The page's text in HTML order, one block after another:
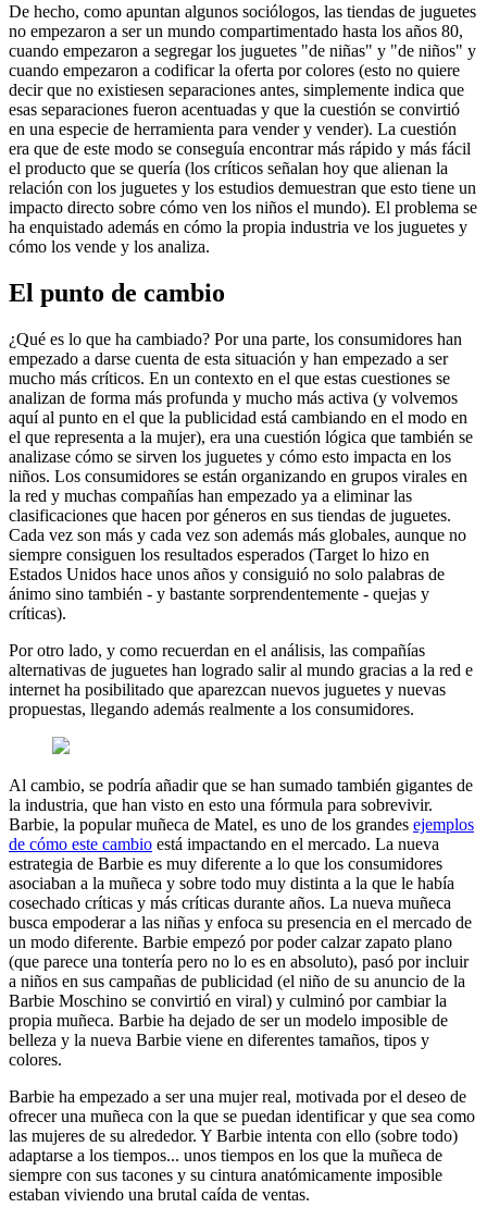
De hecho, como apuntan algunos sociólogos, las tiendas de juguetes
no empezaron a ser un mundo compartimentado hasta los años 80,
cuando empezaron a segregar los juguetes "de niñas" y "de niños" y
cuando empezaron a codificar la oferta por colores (esto no quiere
decir que no existiesen separaciones antes, simplemente indica que
esas separaciones fueron acentuadas y que la cuestión se convirtió
en una especie de herramienta para vender y vender). La cuestión
era que de este modo se conseguía encontrar más rápido y más fácil
el producto que se quería (los críticos señalan hoy que alienan la
relación con los juguetes y los estudios demuestran que esto tiene un
impacto directo sobre cómo ven los niños el mundo). El problema se
ha enquistado además en cómo la propia industria ve los juguetes y
cómo los vende y los analiza.
El punto de cambio
¿Qué es lo que ha cambiado? Por una parte, los consumidores han
empezado a darse cuenta de esta situación y han empezado a ser
mucho más críticos. En un contexto en el que estas cuestiones se
analizan de forma más profunda y mucho más activa (y volvemos
aquí al punto en el que la publicidad está cambiando en el modo en
el que representa a la mujer), era una cuestión lógica que también se
analizase cómo se sirven los juguetes y cómo esto impacta en los
niños. Los consumidores se están organizando en grupos virales en
la red y muchas compañías han empezado ya a eliminar las
clasificaciones que hacen por géneros en sus tiendas de juguetes.
Cada vez son más y cada vez son además más globales, aunque no
siempre consiguen los resultados esperados (Target lo hizo en
Estados Unidos hace unos años y consiguió no solo palabras de
ánimo sino también - y bastante sorprendentemente - quejas y
críticas).
Por otro lado, y como recuerdan en el análisis, las compañías
alternativas de juguetes han logrado salir al mundo gracias a la red e
internet ha posibilitado que aparezcan nuevos juguetes y nuevas
propuestas, llegando además realmente a los consumidores.
Al cambio, se podría añadir que se han sumado también gigantes de
la industria, que han visto en esto una fórmula para sobrevivir.
Barbie, la popular muñeca de Matel, es uno de los grandes ejemplos
de cómo este cambio está impactando en el mercado. La nueva
estrategia de Barbie es muy diferente a lo que los consumidores
asociaban a la muñeca y sobre todo muy distinta a la que le había
cosechado críticas y más críticas durante años. La nueva muñeca
busca empoderar a las niñas y enfoca su presencia en el mercado de
un modo diferente. Barbie empezó por poder calzar zapato plano
(que parece una tontería pero no lo es en absoluto), pasó por incluir
a niños en sus campañas de publicidad (el niño de su anuncio de la
Barbie Moschino se convirtió en viral) y culminó por cambiar la
propia muñeca. Barbie ha dejado de ser un modelo imposible de
belleza y la nueva Barbie viene en diferentes tamaños, tipos y
colores.
Barbie ha empezado a ser una mujer real, motivada por el deseo de
ofrecer una muñeca con la que se puedan identificar y que sea como
las mujeres de su alrededor. Y Barbie intenta con ello (sobre todo)
adaptarse a los tiempos... unos tiempos en los que la muñeca de
siempre con sus tacones y su cintura anatómicamente imposible
estaban viviendo una brutal caída de ventas.